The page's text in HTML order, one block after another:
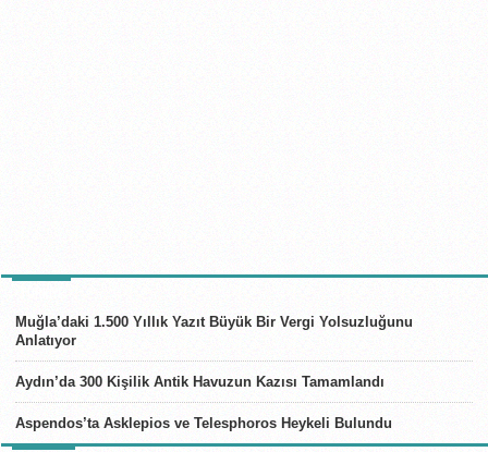
Muğla’daki 1.500 Yıllık Yazıt Büyük Bir Vergi Yolsuzluğunu
Anlatıyor
Aydın’da 300 Kişilik Antik Havuzun Kazısı Tamamlandı
Aspendos’ta Asklepios ve Telesphoros Heykeli Bulundu